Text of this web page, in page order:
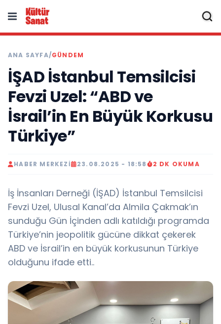
ANA SAYFA/GÜNDEM
İŞAD İstanbul Temsilcisi
Fevzi Uzel: “ABD ve
İsrail’in En Büyük Korkusu
Türkiye”
HABER MERKEZI 23.08.2025 - 18:58 2 DK OKUMA
İş İnsanları Derneği (İŞAD) İstanbul Temsilcisi
Fevzi Uzel, Ulusal Kanal’da Almila Çakmak’ın
sunduğu Gün İçinden adlı katıldığı programda
Türkiye’nin jeopolitik gücüne dikkat çekerek
ABD ve İsrail’in en büyük korkusunun Türkiye
olduğunu ifade etti..